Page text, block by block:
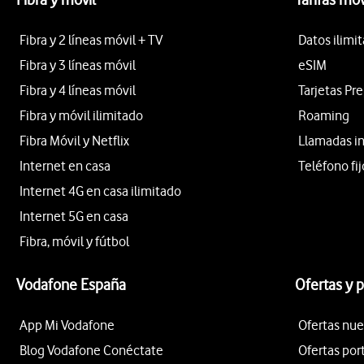
Fibra y 2 líneas móvil + TV
Fibra y 3 líneas móvil
Fibra y 4 líneas móvil
Fibra y móvil ilimitado
Fibra Móvil y Netflix
Internet en casa
Internet 4G en casa ilimitado
Internet 5G en casa
Fibra, móvil y fútbol
Datos
eSIM
Tarjetas
Roaming
Llamadas
Teléfono
Vodafone España
App Mi Vodafone
Blog Vodafone Conéctate
Ofertas y
Ofertas
Ofertas